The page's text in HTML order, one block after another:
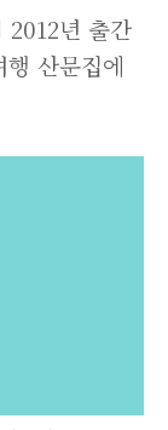
2012년 출간
산문집에